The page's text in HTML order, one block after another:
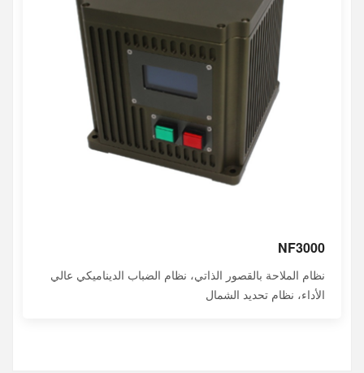
NF3000
نظام الملاحة بالقصور الذاتي، نظام الضباب الديناميكي عالي
الأداء، نظام تحديد الشمال